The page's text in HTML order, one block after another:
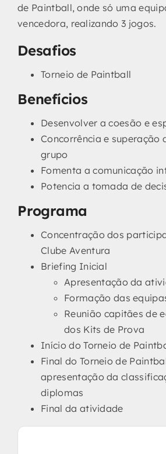
de Paintball, onde só uma
vencedora, realizando 3 jogos.
Desafios
Torneio de Paintball
Benefícios
Desenvolver a coesão e
Concorrência e superação
grupo
Fomenta a comunicação
Potencia a tomada de
Programa
Concentração dos
Clube Aventura
Briefing Inicial
Apresentação da
Formação das
Reunião capitães de
dos Kits de Prova
Início do Torneio de
Final do Torneio de
apresentação da
diplomas
Final da atividade